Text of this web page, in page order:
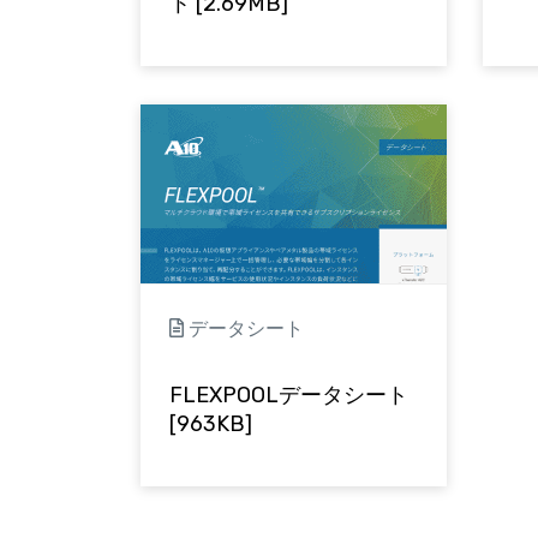
データシート
FLEXPOOLデータシート
[963KB]